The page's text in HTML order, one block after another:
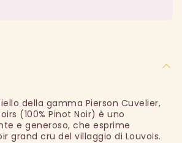
della gamma Pierson Cuvelier,
(100% Pinot Noir) è uno
e generoso, che esprime
grand cru del villaggio di Louvois.